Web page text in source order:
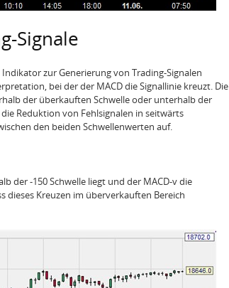
Signale
zur Generierung von Trading-Signalen
bei der der MACD die Signallinie kreuzt. Die
der überkauften Schwelle oder unterhalb der
Reduktion von Fehlsignalen in seitwärts
den beiden Schwellenwerten auf.
der -150 Schwelle liegt und der MACD-v die
dieses Kreuzen im überverkauften Bereich